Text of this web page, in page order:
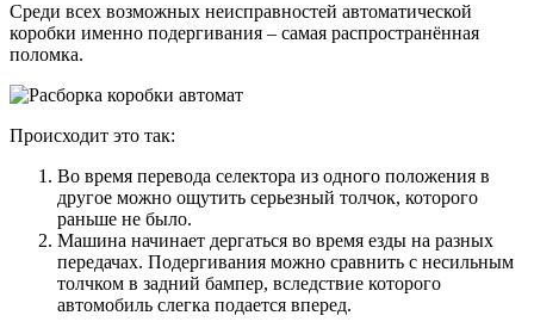
Среди всех возможных неисправностей автоматической
коробки именно подергивания – самая распространённая
поломка.
Происходит это так:
Во время перевода селектора из одного положения в
другое можно ощутить серьезный толчок, которого
раньше не было.
Машина начинает дергаться во время езды на разных
передачах. Подергивания можно сравнить с несильным
толчком в задний бампер, вследствие которого
автомобиль слегка подается вперед.